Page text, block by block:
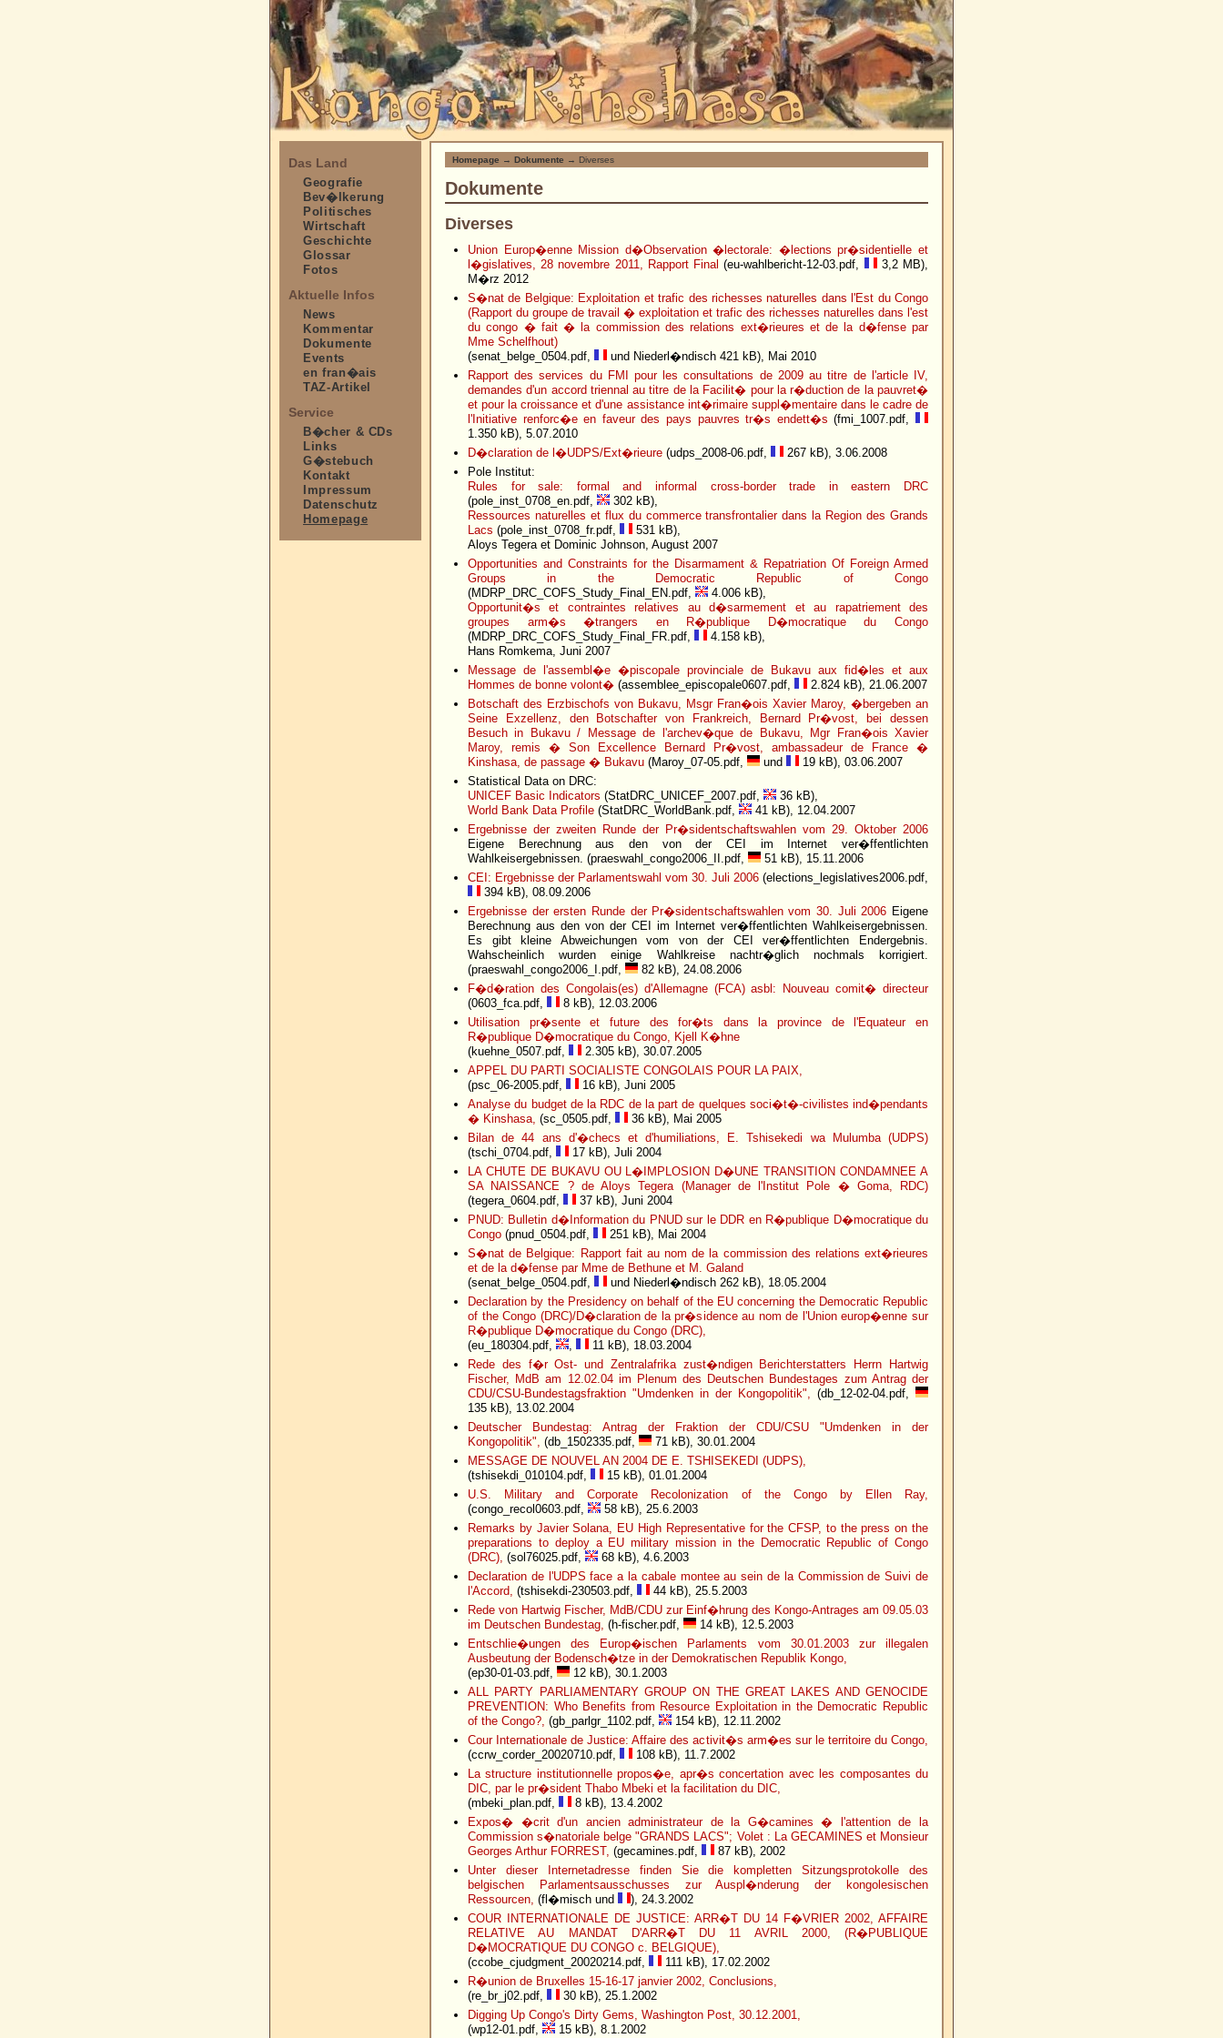
Das Land
Geografie
Bev�lkerung
Politisches
Wirtschaft
Geschichte
Glossar
Fotos
Aktuelle Infos
News
Kommentar
Dokumente
Events
en fran�ais
TAZ-Artikel
Service
B�cher & CDs
Links
G�stebuch
Kontakt
Impressum
Datenschutz
Homepage
Homepage → Dokumente → Diverses
Dokumente
Diverses
Union Europ�enne Mission d�Observation �lectorale: �lections pr�sidentielle et
l�gislatives, 28 novembre 2011, Rapport Final (eu-wahlbericht-12-03.pdf,
3,2 MB),
M�rz 2012
S�nat de Belgique: Exploitation et trafic des richesses naturelles dans l'Est du Congo
(Rapport du groupe de travail � exploitation et trafic des richesses naturelles dans l'est
du congo � fait � la commission des relations ext�rieures et de la d�fense par
Mme Schelfhout)
(senat_belge_0504.pdf,
und Niederl�ndisch 421 kB), Mai 2010
Rapport des services du FMI pour les consultations de 2009 au titre de l'article IV,
demandes d'un accord triennal au titre de la Facilit� pour la r�duction de la pauvret�
et pour la croissance et d'une assistance int�rimaire suppl�mentaire dans le cadre de
l'Initiative renforc�e en faveur des pays pauvres tr�s endett�s (fmi_1007.pdf,
1.350 kB), 5.07.2010
D�claration de l�UDPS/Ext�rieure (udps_2008-06.pdf,
267 kB), 3.06.2008
Pole Institut:
Rules for sale: formal and informal cross-border trade in eastern DRC
(pole_inst_0708_en.pdf,
302 kB),
Ressources naturelles et flux du commerce transfrontalier dans la Region des Grands
Lacs (pole_inst_0708_fr.pdf,
531 kB),
Aloys Tegera et Dominic Johnson, August 2007
Opportunities and Constraints for the Disarmament & Repatriation Of Foreign Armed
Groups in the Democratic Republic of Congo
(MDRP_DRC_COFS_Study_Final_EN.pdf,
4.006 kB),
Opportunit�s et contraintes relatives au d�sarmement et au rapatriement des
groupes arm�s �trangers en R�publique D�mocratique du Congo
(MDRP_DRC_COFS_Study_Final_FR.pdf,
4.158 kB),
Hans Romkema, Juni 2007
Message de l'assembl�e �piscopale provinciale de Bukavu aux fid�les et aux
Hommes de bonne volont� (assemblee_episcopale0607.pdf,
2.824 kB), 21.06.2007
Botschaft des Erzbischofs von Bukavu, Msgr Fran�ois Xavier Maroy, �bergeben an
Seine Exzellenz, den Botschafter von Frankreich, Bernard Pr�vost, bei dessen
Besuch in Bukavu / Message de l'archev�que de Bukavu, Mgr Fran�ois Xavier
Maroy, remis � Son Excellence Bernard Pr�vost, ambassadeur de France �
Kinshasa, de passage � Bukavu (Maroy_07-05.pdf, und
19 kB), 03.06.2007
Statistical Data on DRC:
UNICEF Basic Indicators (StatDRC_UNICEF_2007.pdf,
36 kB),
World Bank Data Profile (StatDRC_WorldBank.pdf,
41 kB), 12.04.2007
Ergebnisse der zweiten Runde der Pr�sidentschaftswahlen vom 29. Oktober 2006
Eigene Berechnung aus den von der CEI im Internet ver�ffentlichten
Wahlkeisergebnissen. (praeswahl_congo2006_II.pdf,
51 kB), 15.11.2006
CEI: Ergebnisse der Parlamentswahl vom 30. Juli 2006 (elections_legislatives2006.pdf,
394 kB), 08.09.2006
Ergebnisse der ersten Runde der Pr�sidentschaftswahlen vom 30. Juli 2006 Eigene
Berechnung aus den von der CEI im Internet ver�ffentlichten Wahlkeisergebnissen.
Es gibt kleine Abweichungen vom von der CEI ver�ffentlichten Endergebnis.
Wahscheinlich wurden einige Wahlkreise nachtr�glich nochmals korrigiert.
(praeswahl_congo2006_I.pdf,
82 kB), 24.08.2006
F�d�ration des Congolais(es) d'Allemagne (FCA) asbl: Nouveau comit� directeur
(0603_fca.pdf,
8 kB), 12.03.2006
Utilisation pr�sente et future des for�ts dans la province de l'Equateur en
R�publique D�mocratique du Congo, Kjell K�hne
(kuehne_0507.pdf,
2.305 kB), 30.07.2005
APPEL DU PARTI SOCIALISTE CONGOLAIS POUR LA PAIX,
(psc_06-2005.pdf,
16 kB), Juni 2005
Analyse du budget de la RDC de la part de quelques soci�t�-civilistes ind�pendants
� Kinshasa, (sc_0505.pdf,
36 kB), Mai 2005
Bilan de 44 ans d'�checs et d'humiliations, E. Tshisekedi wa Mulumba (UDPS)
(tschi_0704.pdf,
17 kB), Juli 2004
LA CHUTE DE BUKAVU OU L�IMPLOSION D�UNE TRANSITION CONDAMNEE A
SA NAISSANCE ? de Aloys Tegera (Manager de l'Institut Pole � Goma, RDC)
(tegera_0604.pdf,
37 kB), Juni 2004
PNUD: Bulletin d�Information du PNUD sur le DDR en R�publique D�mocratique du
Congo (pnud_0504.pdf,
251 kB), Mai 2004
S�nat de Belgique: Rapport fait au nom de la commission des relations ext�rieures
et de la d�fense par Mme de Bethune et M. Galand
(senat_belge_0504.pdf,
und Niederl�ndisch 262 kB), 18.05.2004
Declaration by the Presidency on behalf of the EU concerning the Democratic Republic
of the Congo (DRC)/D�claration de la pr�sidence au nom de l'Union europ�enne sur
R�publique D�mocratique du Congo (DRC),
(eu_180304.pdf,
,
11 kB), 18.03.2004
Rede des f�r Ost- und Zentralafrika zust�ndigen Berichterstatters Herrn Hartwig
Fischer, MdB am 12.02.04 im Plenum des Deutschen Bundestages zum Antrag der
CDU/CSU-Bundestagsfraktion "Umdenken in der Kongopolitik", (db_12-02-04.pdf,
135 kB), 13.02.2004
Deutscher Bundestag: Antrag der Fraktion der CDU/CSU "Umdenken in der
Kongopolitik", (db_1502335.pdf,
71 kB), 30.01.2004
MESSAGE DE NOUVEL AN 2004 DE E. TSHISEKEDI (UDPS),
(tshisekdi_010104.pdf,
15 kB), 01.01.2004
U.S. Military and Corporate Recolonization of the Congo by Ellen Ray,
(congo_recol0603.pdf,
58 kB), 25.6.2003
Remarks by Javier Solana, EU High Representative for the CFSP, to the press on the
preparations to deploy a EU military mission in the Democratic Republic of Congo
(DRC), (sol76025.pdf,
68 kB), 4.6.2003
Declaration de l'UDPS face a la cabale montee au sein de la Commission de Suivi de
l'Accord, (tshisekdi-230503.pdf,
44 kB), 25.5.2003
Rede von Hartwig Fischer, MdB/CDU zur Einf�hrung des Kongo-Antrages am 09.05.03
im Deutschen Bundestag, (h-fischer.pdf,
14 kB), 12.5.2003
Entschlie�ungen des Europ�ischen Parlaments vom 30.01.2003 zur illegalen
Ausbeutung der Bodensch�tze in der Demokratischen Republik Kongo,
(ep30-01-03.pdf,
12 kB), 30.1.2003
ALL PARTY PARLIAMENTARY GROUP ON THE GREAT LAKES AND GENOCIDE
PREVENTION: Who Benefits from Resource Exploitation in the Democratic Republic
of the Congo?, (gb_parlgr_1102.pdf,
154 kB), 12.11.2002
Cour Internationale de Justice: Affaire des activit�s arm�es sur le territoire du Congo,
(ccrw_corder_20020710.pdf,
108 kB), 11.7.2002
La structure institutionnelle propos�e, apr�s concertation avec les composantes du
DIC, par le pr�sident Thabo Mbeki et la facilitation du DIC,
(mbeki_plan.pdf,
8 kB), 13.4.2002
Expos� �crit d'un ancien administrateur de la G�camines � l'attention de la
Commission s�natoriale belge "GRANDS LACS"; Volet : La GECAMINES et Monsieur
Georges Arthur FORREST, (gecamines.pdf,
87 kB), 2002
Unter dieser Internetadresse finden Sie die kompletten Sitzungsprotokolle des
belgischen Parlamentsausschusses zur Auspl�nderung der kongolesischen
Ressourcen, (fl�misch und
), 24.3.2002
COUR INTERNATIONALE DE JUSTICE: ARR�T DU 14 F�VRIER 2002, AFFAIRE
RELATIVE AU MANDAT D'ARR�T DU 11 AVRIL 2000, (R�PUBLIQUE
D�MOCRATIQUE DU CONGO c. BELGIQUE),
(ccobe_cjudgment_20020214.pdf,
111 kB), 17.02.2002
R�union de Bruxelles 15-16-17 janvier 2002, Conclusions,
(re_br_j02.pdf,
30 kB), 25.1.2002
Digging Up Congo's Dirty Gems, Washington Post, 30.12.2001,
(wp12-01.pdf,
15 kB), 8.1.2002